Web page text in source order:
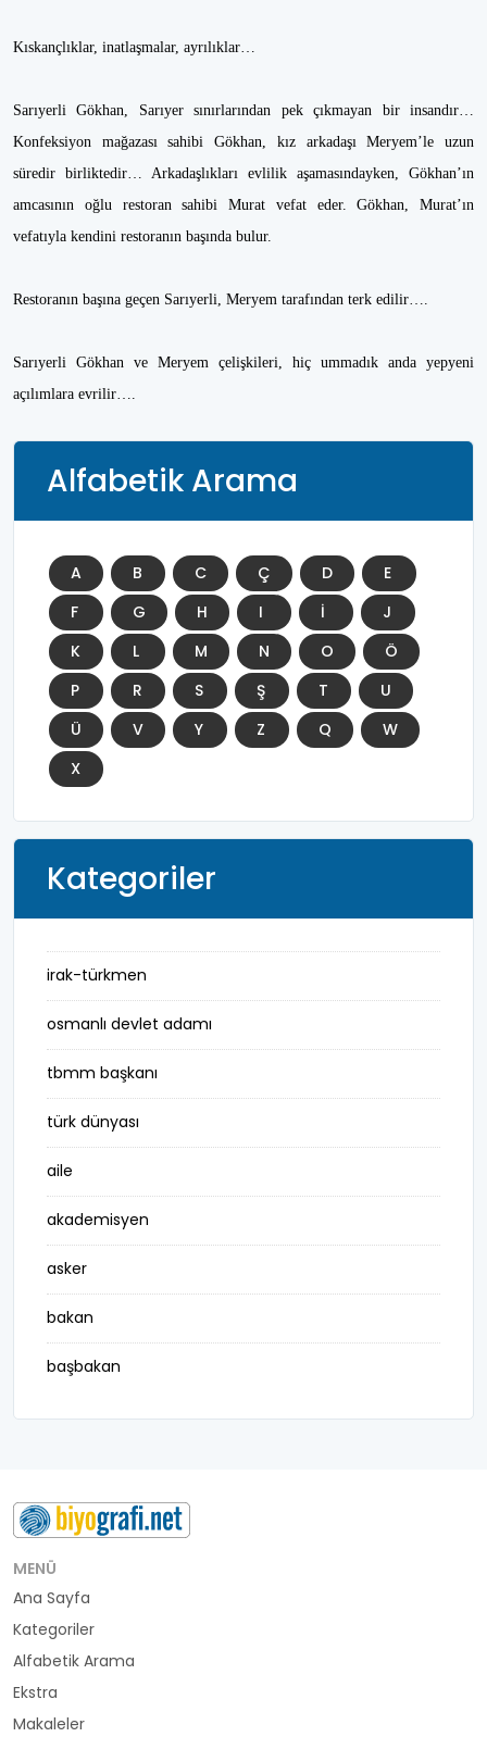
Kıskançlıklar, inatlaşmalar, ayrılıklar…
Sarıyerli Gökhan, Sarıyer sınırlarından pek çıkmayan bir insandır…
Konfeksiyon mağazası sahibi Gökhan, kız arkadaşı Meryem’le uzun
süredir birliktedir… Arkadaşlıkları evlilik aşamasındayken, Gökhan’ın
amcasının oğlu restoran sahibi Murat vefat eder. Gökhan, Murat’ın
vefatıyla kendini restoranın başında bulur.
Restoranın başına geçen Sarıyerli, Meryem tarafından terk edilir….
Sarıyerli Gökhan ve Meryem çelişkileri, hiç ummadık anda yepyeni
açılımlara evrilir….
Alfabetik Arama
A B C Ç D
E
F
G H I İ
J
K
L M N O
Ö
P
R S Ş T
U
Ü
V Y Z Q
W
X
Kategoriler
irak-türkmen
osmanlı devlet adamı
tbmm başkanı
türk dünyası
aile
akademisyen
asker
bakan
başbakan
belediye başkanı
buluş
bürokrat
büyükelçi
cumhurbaşkanı
MENÜ
Ana Sayfa
Kategoriler
Alfabetik Arama
Ekstra
Makaleler